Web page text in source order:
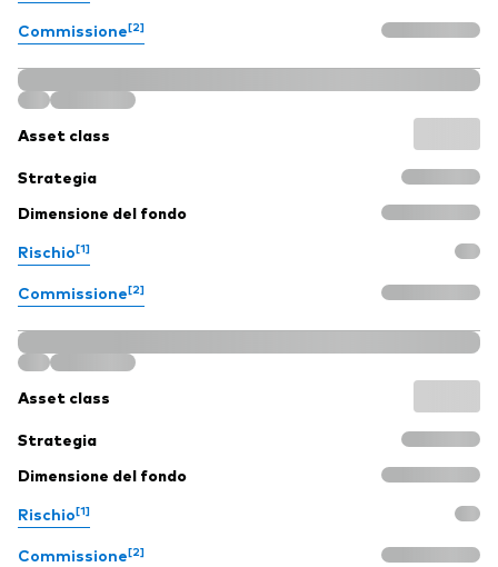
Commissione[2]
Asset class
Strategia
Dimensione del fondo
Rischio[1]
Commissione[2]
Asset class
Strategia
Dimensione del fondo
Rischio[1]
Commissione[2]